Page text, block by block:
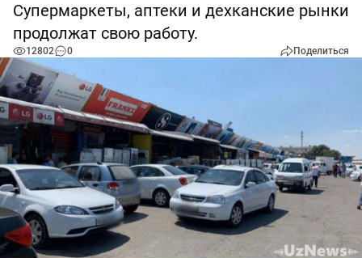
Супермаркеты, аптеки и дехканские рынки
продолжат свою работу.
12802 0 Поделиться